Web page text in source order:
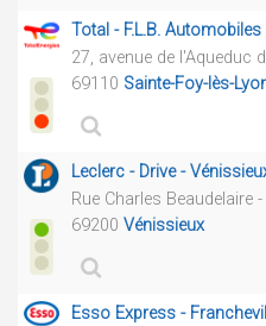
Total - F.L.B.
27, avenue de l'Aqueduc
69110 Sainte-Foy-lès-
Leclerc - Drive -
Rue Charles Beaudelaire
69200 Vénissieux
Esso Express -